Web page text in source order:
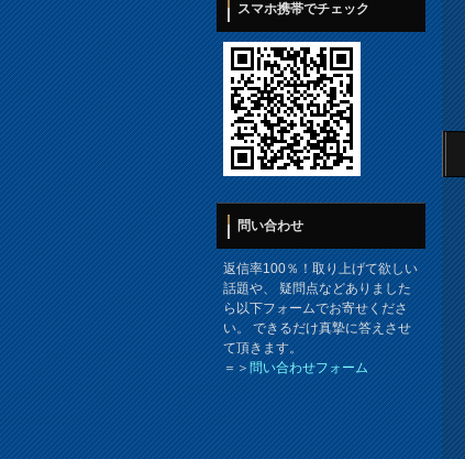
スマホ携帯でチェック
問い合わせ
返信率100％！取り上げて欲しい
話題や、 疑問点などありました
ら以下フォームでお寄せくださ
い。 できるだけ真摯に答えさせ
て頂きます。
＝＞問い合わせフォーム